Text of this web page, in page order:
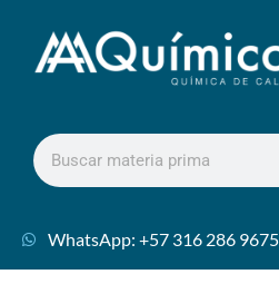
WhatsApp: +57 316 286 9675